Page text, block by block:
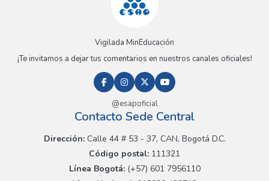
Vigilada MinEducación
¡Te invitamos a dejar tus comentarios en nuestros canales oficiales!
@esapoficial
Contacto Sede Central
Dirección:Calle 44 # 53 - 37, CAN, Bogotá D.C.
Código postal: 111321
Línea Bogotá:(+57) 601 7956110